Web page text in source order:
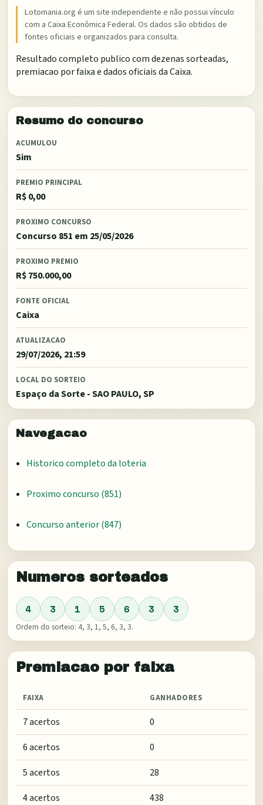
Lotomania.org é um site independente e não possui vínculo
com a Caixa Econômica Federal. Os dados são obtidos de
fontes oficiais e organizados para consulta.
Resultado completo publico com dezenas sorteadas,
premiacao por faixa e dados oficiais da Caixa.
Resumo do concurso
ACUMULOU
Sim
PREMIO PRINCIPAL
R$ 0,00
PROXIMO CONCURSO
Concurso 851 em 25/05/2026
PROXIMO PREMIO
R$ 750.000,00
FONTE OFICIAL
Caixa
ATUALIZACAO
29/07/2026, 21:59
LOCAL DO SORTEIO
Espaço da Sorte - SAO PAULO, SP
Navegacao
Historico completo da loteria
Proximo concurso (851)
Concurso anterior (847)
Numeros sorteados
4 3 1 5 6 3 3
Ordem do sorteio: 4, 3, 1, 5, 6, 3, 3.
Premiacao por faixa
FAIXA GANHADORES
7 acertos
0
6 acertos
0
5 acertos
28
4 acertos
438